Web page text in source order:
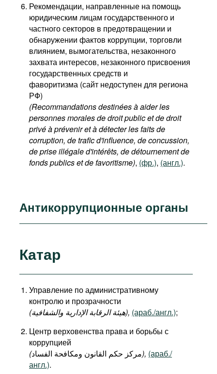
Рекомендации, направленные на помощь
юридическим лицам государственного и
частного секторов в предотвращении и
обнаружении фактов коррупции, торговли
влиянием, вымогательства, незаконного
захвата интересов, незаконного присвоения
государственных средств и
фаворитизма (сайт недоступен для региона
РФ)
(Recommandations destinées à aider les
personnes morales de droit public et de droit
privé à prévenir et à détecter les faits de
corruption, de trafic d'influence, de concussion,
de prise illégale d'intérêts, de détournement de
fonds publics et de favoritisme), (фр.), (англ.).
Антикоррупционные органы
Катар
Управление по административному
контролю и прозрачности
(هيئة الرقابة الإدارية والشفافية), (араб./англ.);
Центр верховенства права и борьбы с
коррупцией
(مركز حكم القانون ومكافحة الفساد), (араб./
англ.).